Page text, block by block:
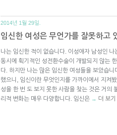
2014년 1월 29일.
임신한 여성은 무언가를 잘못하고
나는 임신한 적이 없습니다. 이성애자 남성인
동시에 획기적인 성전환수술이 개발되지 않는
다. 하지만 나는 많은 임신한 여성들을 보았습
했으니, 임신이란 무엇인지를 가까이에서 지켜
성을 한 번 도 보지 못한 사람을 찾는 것은 거의
리적 변화는 매우 다양합니다. 임신은 → 더 보기